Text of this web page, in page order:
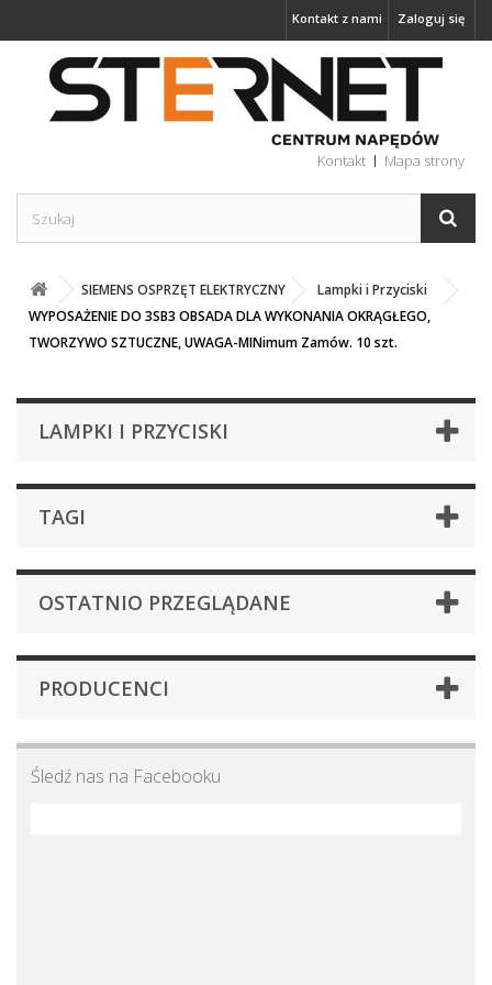
Zaloguj się
Kontakt z nami
Kontakt Mapa strony
SIEMENS OSPRZĘT ELEKTRYCZNY
Lampki i Przyciski
WYPOSAŻENIE DO 3SB3 OBSADA DLA WYKONANIA OKRĄGŁEGO,
TWORZYWO SZTUCZNE, UWAGA-MINimum Zamów. 10 szt.
LAMPKI I PRZYCISKI
TAGI
OSTATNIO PRZEGLĄDANE
PRODUCENCI
Śledź nas na Facebooku